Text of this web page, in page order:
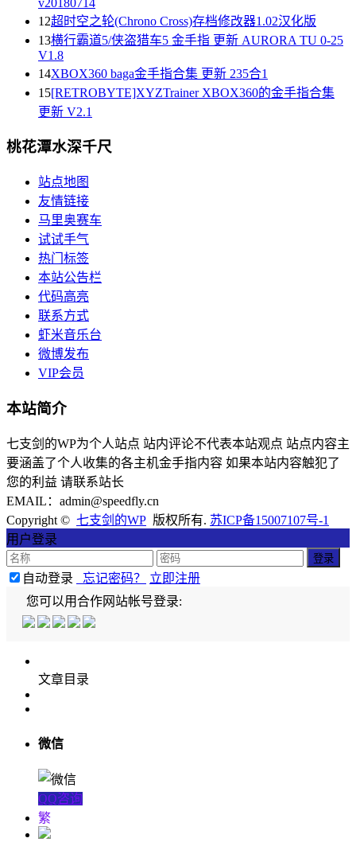
12超时空之轮(Chrono Cross)存档修改器1.02汉化版
13横行霸道5/侠盗猎车5 金手指 更新 AURORA TU 0-25
V1.8
14XBOX360 baga金手指合集 更新 235合1
15[RETROBYTE]XYZTrainer XBOX360的金手指合集
更新 V2.1
桃花潭水深千尺
站点地图
友情链接
马里奥赛车
试试手气
热门标签
本站公告栏
代码高亮
联系方式
虾米音乐台
微博发布
VIP会员
本站简介
七支剑的WP为个人站点 站内评论不代表本站观点 站点内容主
要涵盖了个人收集的各主机金手指内容 如果本站内容触犯了
您的利益 请联系站长
EMAIL：admin@speedfly.cn
Copyright © 七支剑的WP 版权所有. 苏ICP备15007107号-1
用户登录
自动登录 忘记密码？
立即注册
您可以用合作网站帐号登录:
文章目录
微信
QQ咨询
繁